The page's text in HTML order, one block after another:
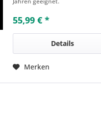
Rande eines ghanaischen...
55,99 € *
Details
Merken